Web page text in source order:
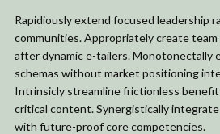
Rapidiously extend focused leadership
communities. Appropriately create
after dynamic e-tailers. Monotonectally
schemas without market positioning
Intrinsicly streamline frictionless
critical content. Synergistically
with future-proof core competencies.